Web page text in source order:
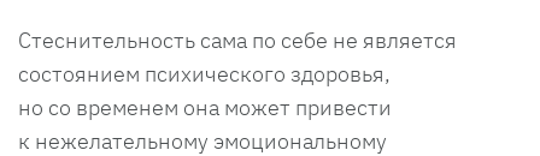
Стеснительность сама по себе не является
состоянием психического здоровья,
но со временем она может привести
к нежелательному эмоциональному